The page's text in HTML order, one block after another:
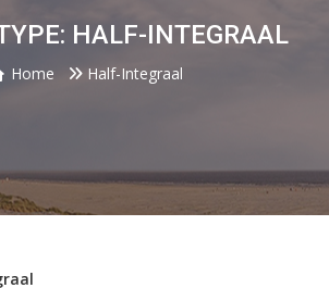
HALF-INTEGRAAL
Home Half-Integraal